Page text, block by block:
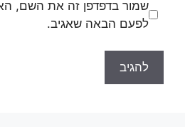
שמור בדפדפן זה את השם,
לפעם הבאה שאגיב.